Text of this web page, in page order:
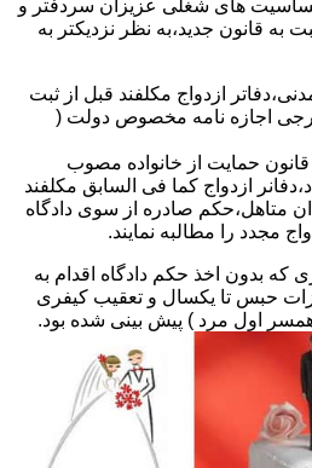
های شغلی عزیزان سردفتر و
به قانون جدید،به نظر نزدیکتر به
۱۰۶۰ قانون مدنی،دفاتر ازدواج مکلفند قبل از ثبت
خارجی اجازه نامه مخصوص دولت (
با توجه به عدم نسخ ماده ۱۶ قانون حمایت از خانواده مصوب
ازدواج کما فی السابق مکلفند
متاهل،حکم صادره از سوی دادگاه
مجدد را مطالبه نمایند.
که بدون اخذ حکم دادگاه اقدام به
حبس تا یکسال و تعقیب کیفری
اول مرد ) پیش بینی شده بود.